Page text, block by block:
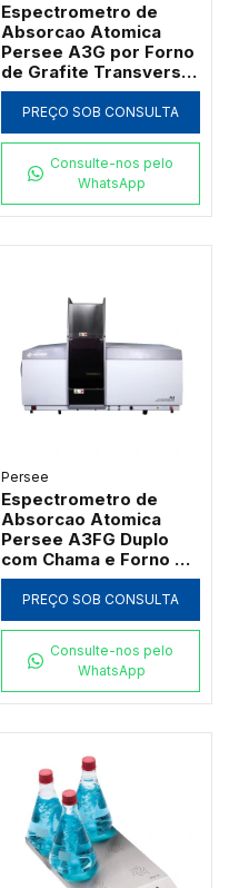
Espectrometro de
Absorcao Atomica
Persee A3G por Forno
de Grafite Transversal
com Correcao D2 e SR
PREÇO SOB CONSULTA
Consulte-nos pelo
WhatsApp
Persee
Espectrometro de
Absorcao Atomica
Persee A3FG Duplo
com Chama e Forno de
Grafite Transversal
PREÇO SOB CONSULTA
Consulte-nos pelo
WhatsApp